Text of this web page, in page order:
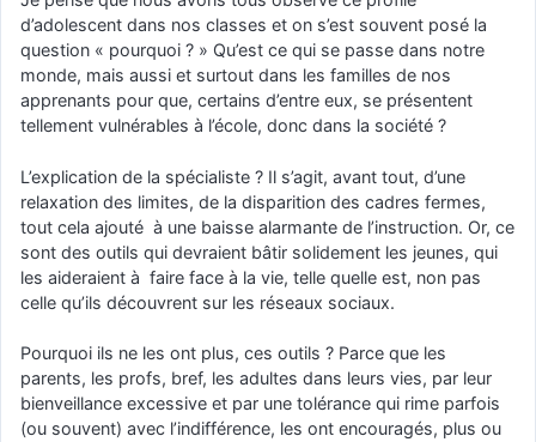
d’adolescent dans nos classes et on s’est souvent posé la
question « pourquoi ? » Qu’est ce qui se passe dans notre
monde, mais aussi et surtout dans les familles de nos
apprenants pour que, certains d’entre eux, se présentent
tellement vulnérables à l’école, donc dans la société ?
L’explication de la spécialiste ? Il s’agit, avant tout, d’une
relaxation des limites, de la disparition des cadres fermes,
tout cela ajouté à une baisse alarmante de l’instruction. Or, ce
sont des outils qui devraient bâtir solidement les jeunes, qui
les aideraient à faire face à la vie, telle quelle est, non pas
celle qu’ils découvrent sur les réseaux sociaux.
Pourquoi ils ne les ont plus, ces outils ? Parce que les
parents, les profs, bref, les adultes dans leurs vies, par leur
bienveillance excessive et par une tolérance qui rime parfois
(ou souvent) avec l’indifférence, les ont encouragés, plus ou